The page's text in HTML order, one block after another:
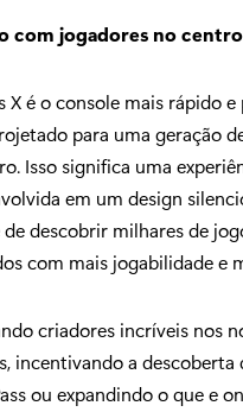
com jogadores no centro
X é o console mais rápido
para uma geração
Isso significa uma
em um design
de descobrir milhares de
com mais jogabilidade e
criadores incríveis nos
incentivando a descoberta
ou expandindo o que e